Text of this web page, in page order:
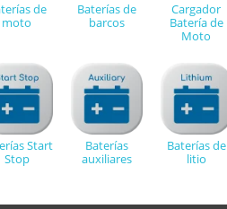
de
moto
Baterías de
barcos
Cargador
Batería de
Moto
Start
Stop
Baterías
auxiliares
Baterías de
litio